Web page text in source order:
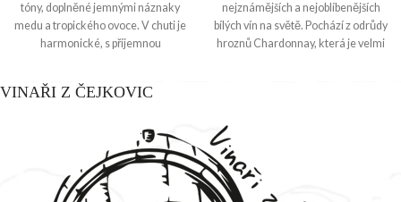
tóny, doplněné jemnými náznaky
medu a tropického ovoce. V chuti je
harmonické, s příjemnou
nejznámějších a nejoblíbenějších
bílých vín na světě. Pochází z odrůdy
hroznů Chardonnay, která je velmi
VINAŘI Z ČEJKOVIC